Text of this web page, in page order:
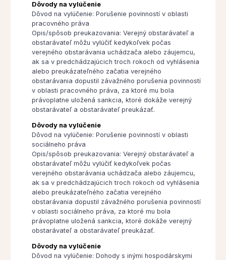
Dôvody na vylúčenie
Dôvod na vylúčenie: Porušenie povinností v oblasti
pracovného práva
Opis/spôsob preukazovania: Verejný obstarávateľ a
obstarávateľ môžu vylúčiť kedykoľvek počas
verejného obstarávania uchádzača alebo záujemcu,
ak sa v predchádzajúcich troch rokoch od vyhlásenia
alebo preukázateľného začatia verejného
obstarávania dopustil závažného porušenia povinností
v oblasti pracovného práva, za ktoré mu bola
právoplatne uložená sankcia, ktoré dokáže verejný
obstarávateľ a obstarávateľ preukázať.
Dôvody na vylúčenie
Dôvod na vylúčenie: Porušenie povinností v oblasti
sociálneho práva
Opis/spôsob preukazovania: Verejný obstarávateľ a
obstarávateľ môžu vylúčiť kedykoľvek počas
verejného obstarávania uchádzača alebo záujemcu,
ak sa v predchádzajúcich troch rokoch od vyhlásenia
alebo preukázateľného začatia verejného
obstarávania dopustil závažného porušenia povinností
v oblasti sociálneho práva, za ktoré mu bola
právoplatne uložená sankcia, ktoré dokáže verejný
obstarávateľ a obstarávateľ preukázať.
Dôvody na vylúčenie
Dôvod na vylúčenie: Dohody s inými hospodárskymi